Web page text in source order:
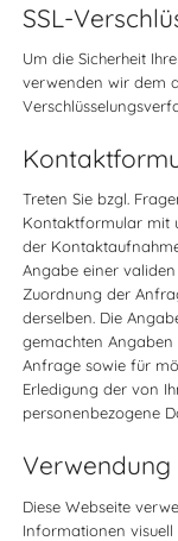
SSL-
Um die Sicherheit
verwenden wir dem
Treten Sie bzgl.
Kontaktformular mit
der
Angabe einer
Zuordnung der
derselben. Die
gemachten
Anfrage sowie für
Erledigung der von
personenbezogene
Diese Webseite
Informationen visuell